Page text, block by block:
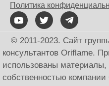
Политика
© 2011-2023. Сайт
консультантов Oriflame.
использованы
собственностью